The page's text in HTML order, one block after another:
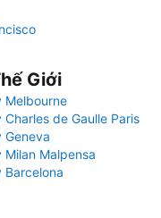
Giới
Melbourne
Charles de Gaulle Paris
Geneva
Milan Malpensa
Barcelona